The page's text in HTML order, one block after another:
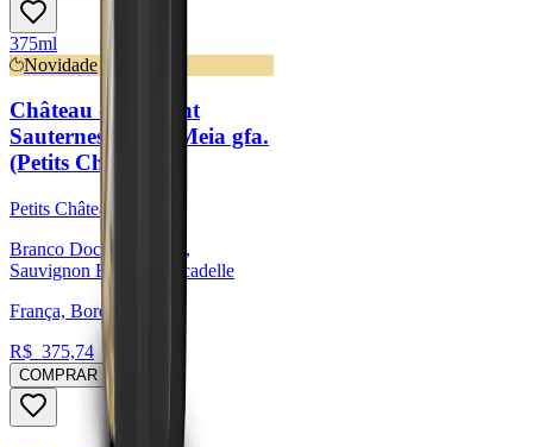
375ml
Novidade
Château du Levant
Sauternes 2019 - Meia gfa.
(Petits Châteaux)
Petits Châteaux
Branco Doce, Sémillon,
Sauvignon Blanc, Muscadelle
França, Bordeaux
R$ 375,74
COMPRAR